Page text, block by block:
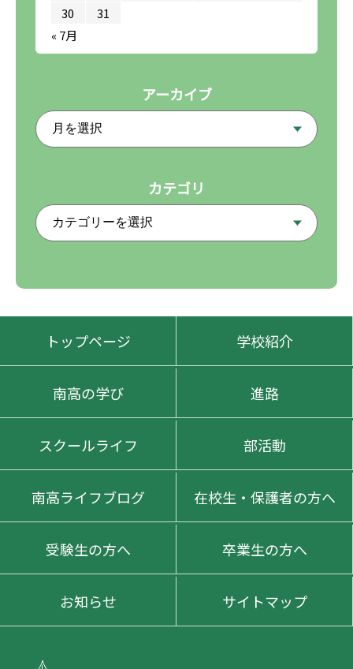
30
31
« 7月
アーカイブ
カテゴリ
トップページ 学校紹介
南高の学び 進路
スクールライフ 部活動
南高ライフブログ 在校生・保護者の方へ
受験生の方へ 卒業生の方へ
お知らせ サイトマップ